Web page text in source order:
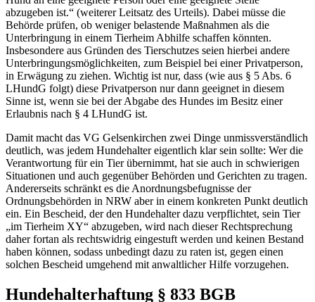
abzugeben ist.“ (weiterer Leitsatz des Urteils). Dabei müsse die
Behörde prüfen, ob weniger belastende Maßnahmen als die
Unterbringung in einem Tierheim Abhilfe schaffen könnten.
Insbesondere aus Gründen des Tierschutzes seien hierbei andere
Unterbringungsmöglichkeiten, zum Beispiel bei einer Privatperson,
in Erwägung zu ziehen. Wichtig ist nur, dass (wie aus § 5 Abs. 6
LHundG folgt) diese Privatperson nur dann geeignet in diesem
Sinne ist, wenn sie bei der Abgabe des Hundes im Besitz einer
Erlaubnis nach § 4 LHundG ist.
Damit macht das VG Gelsenkirchen zwei Dinge unmissverständlich
deutlich, was jedem Hundehalter eigentlich klar sein sollte: Wer die
Verantwortung für ein Tier übernimmt, hat sie auch in schwierigen
Situationen und auch gegenüber Behörden und Gerichten zu tragen.
Andererseits schränkt es die Anordnungsbefugnisse der
Ordnungsbehörden in NRW aber in einem konkreten Punkt deutlich
ein. Ein Bescheid, der den Hundehalter dazu verpflichtet, sein Tier
„im Tierheim XY“ abzugeben, wird nach dieser Rechtsprechung
daher fortan als rechtswidrig eingestuft werden und keinen Bestand
haben können, sodass unbedingt dazu zu raten ist, gegen einen
solchen Bescheid umgehend mit anwaltlicher Hilfe vorzugehen.
Hundehalterhaftung § 833 BGB